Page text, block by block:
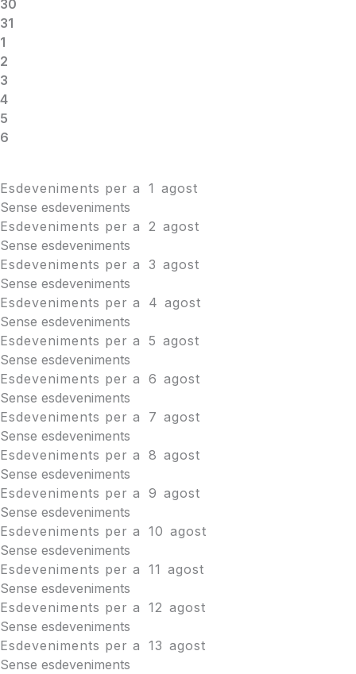
30
31
1
2
3
4
5
6
Esdeveniments per a 1 agost
Sense esdeveniments
Esdeveniments per a
2 agost
Sense esdeveniments
Esdeveniments per a 3 agost
Sense esdeveniments
Esdeveniments per a
4 agost
Sense esdeveniments
Esdeveniments per a 5 agost
Sense esdeveniments
Esdeveniments per a 6 agost
Sense esdeveniments
Esdeveniments per a
7 agost
Sense esdeveniments
Esdeveniments per a 8 agost
Sense esdeveniments
Esdeveniments per a 9 agost
Sense esdeveniments
Esdeveniments per a 10 agost
Sense esdeveniments
Esdeveniments per a 11 agost
Sense esdeveniments
Esdeveniments per a 12 agost
Sense esdeveniments
Esdeveniments per a 13 agost
Sense esdeveniments